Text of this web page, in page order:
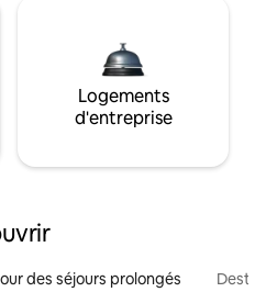
Logements
d'entreprise
des séjours prolongés